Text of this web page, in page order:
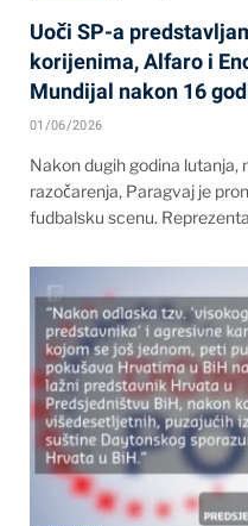
Uoči SP-a
korijenima, Alfaro i
Mundijal nakon 16
01/06/2026
Nakon dugih godina lutanja,
razočarenja, Paragvaj je
fudbalsku scenu.